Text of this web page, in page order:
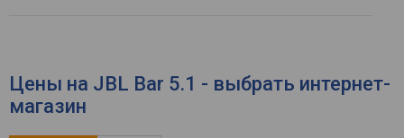
Цены на JBL Bar 5.1 - выбрать интернет-
магазин